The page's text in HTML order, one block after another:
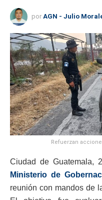
por AGN - Julio
Refuerzan
Ciudad de Guatemala,
Ministerio de
reunión con mandos de